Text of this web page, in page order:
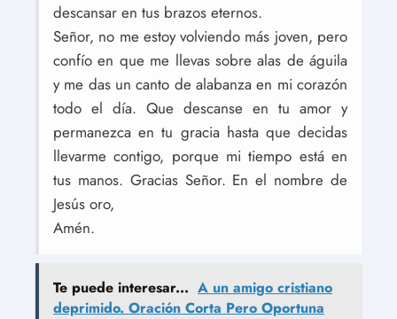
descansar en tus brazos eternos.
Señor, no me estoy volviendo más joven, pero
confío en que me llevas sobre alas de águila
y me das un canto de alabanza en mi corazón
todo el día. Que descanse en tu amor y
permanezca en tu gracia hasta que decidas
llevarme contigo, porque mi tiempo está en
tus manos. Gracias Señor. En el nombre de
Jesús oro,
Amén.
Te puede interesar... A un amigo cristiano
deprimido. Oración Corta Pero Oportuna